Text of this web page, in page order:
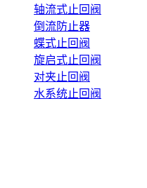
轴流式止回阀
倒流防止器
蝶式止回阀
旋启式止回阀
对夹止回阀
水系统止回阀